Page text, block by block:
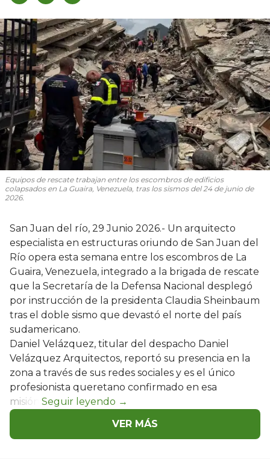
Equipos de rescate trabajan entre los escombros de edificios
colapsados en La Guaira, Venezuela, tras los sismos del 24 de junio de
2026.
San Juan del río, 29 Junio 2026.- Un arquitecto
especialista en estructuras oriundo de San Juan del
Río opera esta semana entre los escombros de La
Guaira, Venezuela, integrado a la brigada de rescate
que la Secretaría de la Defensa Nacional desplegó
por instrucción de la presidenta Claudia Sheinbaum
tras el doble sismo que devastó el norte del país
sudamericano.
Daniel Velázquez, titular del despacho Daniel
Velázquez Arquitectos, reportó su presencia en la
zona a través de sus redes sociales y es el único
profesionista queretano confirmado en esa
misión.
VER MÁS